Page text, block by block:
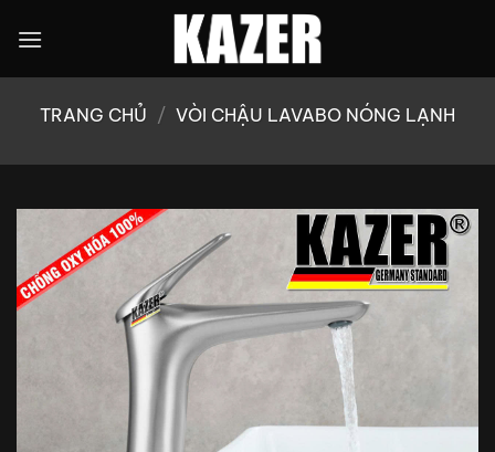
qua
TRANG CHỦ / VÒI CHẬU LAVABO NÓNG LẠNH